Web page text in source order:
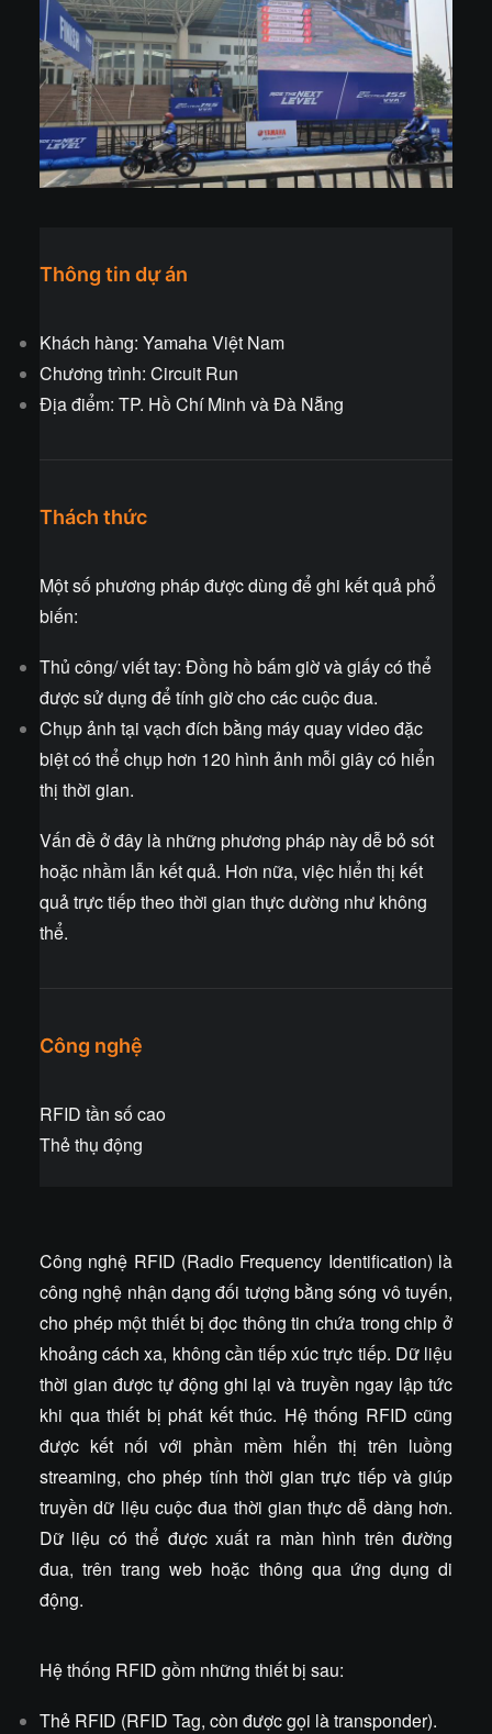
Thông tin dự án
Khách hàng: Yamaha Việt Nam
Chương trình: Circuit Run
Địa điểm: TP. Hồ Chí Minh và Đà Nẵng
Thách thức
Một số phương pháp được dùng để ghi kết quả phổ
biến:
Thủ công/ viết tay: Đồng hồ bấm giờ và giấy có thể
được sử dụng để tính giờ cho các cuộc đua.
Chụp ảnh tại vạch đích bằng máy quay video đặc
biệt có thể chụp hơn 120 hình ảnh mỗi giây có hiển
thị thời gian.
Vấn đề ở đây là những phương pháp này dễ bỏ sót
hoặc nhầm lẫn kết quả. Hơn nữa, việc hiển thị kết
quả trực tiếp theo thời gian thực dường như không
thể.
Công nghệ
RFID tần số cao
Thẻ thụ động
Công nghệ RFID (Radio Frequency Identification) là
công nghệ nhận dạng đối tượng bằng sóng vô tuyến,
cho phép một thiết bị đọc thông tin chứa trong chip ở
khoảng cách xa, không cần tiếp xúc trực tiếp. Dữ liệu
thời gian được tự động ghi lại và truyền ngay lập tức
khi qua thiết bị phát kết thúc. Hệ thống RFID cũng
được kết nối với phần mềm hiển thị trên luồng
streaming, cho phép tính thời gian trực tiếp và giúp
truyền dữ liệu cuộc đua thời gian thực dễ dàng hơn.
Dữ liệu có thể được xuất ra màn hình trên đường
đua, trên trang web hoặc thông qua ứng dụng di
động.
Hệ thống RFID gồm những thiết bị sau:
Thẻ RFID (RFID Tag, còn được gọi là transponder).